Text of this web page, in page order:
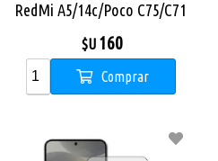
RedMi A5/14c/Poco C75/C71
$U 160
Comprar